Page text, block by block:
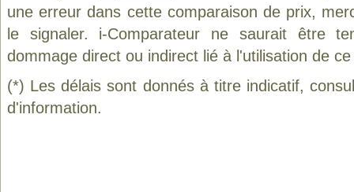
une erreur dans cette comparaison de prix,
le signaler. i-Comparateur ne saurait être
dommage direct ou indirect lié à l'utilisation de
(*) Les délais sont donnés à titre indicatif,
d'information.